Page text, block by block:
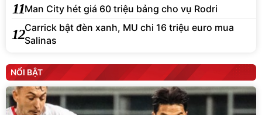
11Man City hét giá 60 triệu bảng cho vụ Rodri
12Carrick bật đèn xanh, MU chi 16 triệu euro mua
Salinas
NỔI BẬT